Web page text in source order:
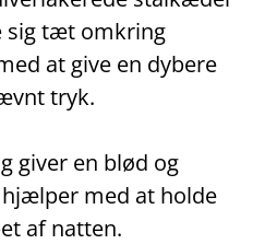
sig tæt omkring
at give en dybere
tryk.
giver en blød og
med at holde
af natten.